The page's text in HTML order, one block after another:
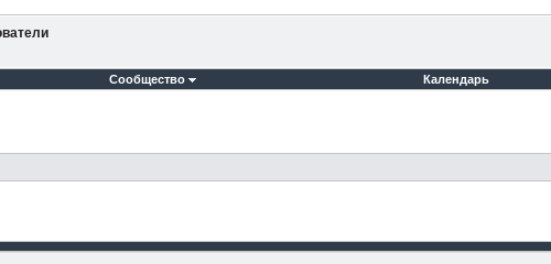
Сообщество Календарь